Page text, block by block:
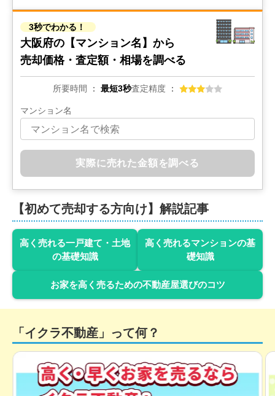
3秒でわかる！
大阪府の 【マンション名】から
売却価格・査定額・相場を調べる
所要時間 最短3秒査定精度
マンション名
実際に売れた金額を調べる
【初めて売却する方向け】解説記事
高く売れる一戸建て・土地
の基礎知識
高く売れるマンションの基
礎知識
お家を高く売るための不動産屋選びのコツ
「イクラ不動産」って何？